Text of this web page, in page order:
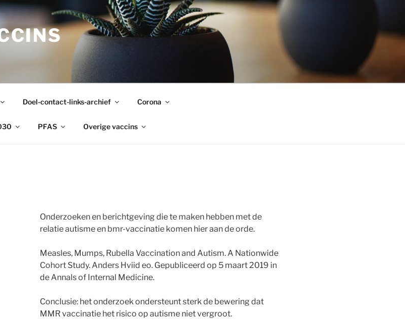
Doel-contact-links-archief Corona
PFAS Overige vaccins
Onderzoeken en berichtgeving die te maken hebben met de
relatie autisme en bmr-vaccinatie komen hier aan de orde.
Measles, Mumps, Rubella Vaccination and Autism. A Nationwide
Cohort Study. Anders Hviid eo. Gepubliceerd op 5 maart 2019 in
de Annals of Internal Medicine.
Conclusie: het onderzoek ondersteunt sterk de bewering dat
MMR vaccinatie het risico op autisme niet vergroot.